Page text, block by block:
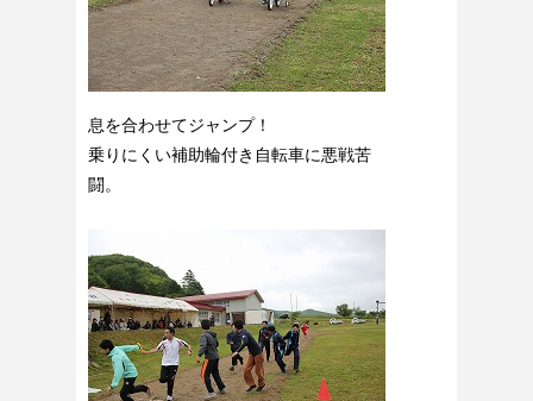
息を合わせてジャンプ！
乗りにくい補助輪付き自転車に悪戦苦
闘。